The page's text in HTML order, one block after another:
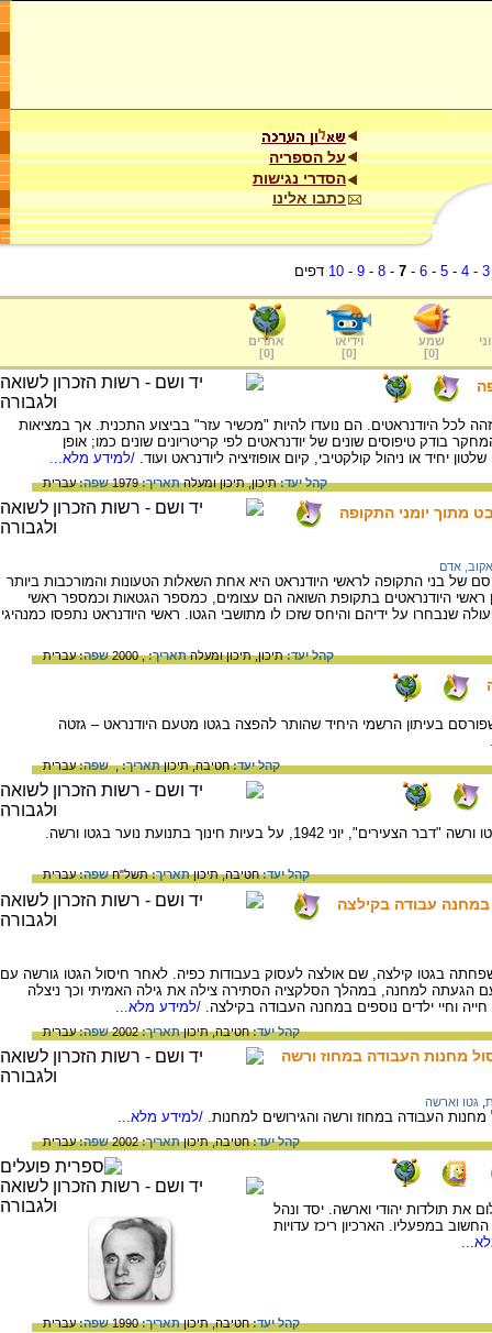
על הספריה
הסדרי נגישות
כתבו אלינו
3
-
4
-
5
-
6
-
7
-
8
-
9
-
10 דפים
שמע
[
0
]
וידיאו
[
0
]
אתרים
[
0
]
לכל היודנראטים. הם נועדו להיות "מכשיר עזר" בביצוע התכנית. אך במציאות
בודק טיפוסים שונים של יודנראטים לפי קריטריונים שונים כמו; אופן
יחיד או ניהול קולקטיבי, קיום אופוזיציה ליודנראט ועוד. /למידע מלא...
קהל יעד:תיכון,תיכון ומעלהתאריך:1979 שפה:עברית
מתוך יומני התקופה
אדם
של בני התקופה לראשי היודנראט היא אחת השאלות הטעונות והמורכבות ביותר
ראשי היודנראטים בתקופת השואה הם עצומים, כמספר הגטאות וכמספר ראשי
שנבחרו על ידיהם והיחס שזכו לו מתושבי הגטו. ראשי היודנראט נתפסו כמנהיגי
קהל יעד:תיכון,תיכון ומעלהתאריך:, 2000 שפה:עברית
בעיתון הרשמי היחיד שהותר להפצה בגטו מטעם היודנראט – גזטה
קהל יעד:חטיבה,תיכוןתאריך:,שפה:עברית
מתוך עיתון המחתרת של הנוער הגורדונאי בגטו ורשה "דבר הצעירים", יוני 1942, על בעיות חינוך בתנועת נוער בגטו ורשה.
קהל יעד:חטיבה,תיכוןתאריך:תשל"חשפה:עברית
במחנה עבודה בקילצה
בגטו קילצה, שם אולצה לעסוק בעבודות כפיה. לאחר חיסול הגטו גורשה עם
לאושוויץ בירקנאו בהיותה בת 12. עם הגעתה למחנה, במהלך הסלקציה הסתירה צילה את גילה האמיתי וכך ניצלה
וחיי ילדים נוספים במחנה העבודה בקילצה.
/למידע מלא...
קהל יעד:חטיבה,תיכוןתאריך:2002 שפה:עברית
מחנות העבודה במחוז ורשה
גטו וארשה
העבודה במחוז ורשה והגירושים למחנות. /למידע מלא...
קהל יעד:חטיבה,תיכוןתאריך:2002 שפה:עברית
את תולדות יהודי וארשה. יסד ונהל
במפעליו. הארכיון ריכז עדויות
קהל יעד:חטיבה,תיכוןתאריך:1990 שפה:עברית